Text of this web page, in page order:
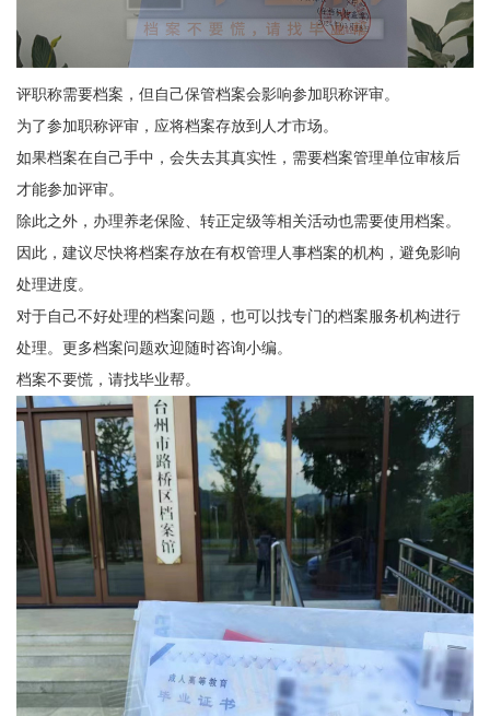
评职称需要档案，但自己保管档案会影响参加职称评审。
为了参加职称评审，应将档案存放到人才市场。
如果档案在自己手中，会失去其真实性，需要档案管理单位审核后
才能参加评审。
除此之外，办理养老保险、转正定级等相关活动也需要使用档案。
因此，建议尽快将档案存放在有权管理人事档案的机构，避免影响
处理进度。
对于自己不好处理的档案问题，也可以找专门的档案服务机构进行
处理。更多档案问题欢迎随时咨询小编。
档案不要慌，请找毕业帮。